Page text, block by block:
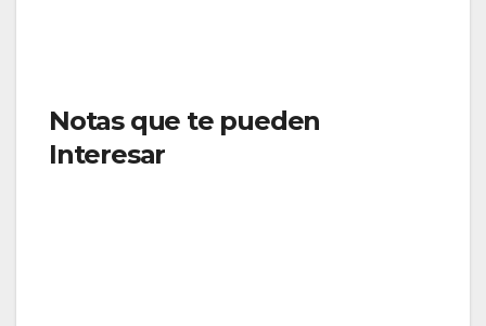
Notas que te pueden
Interesar